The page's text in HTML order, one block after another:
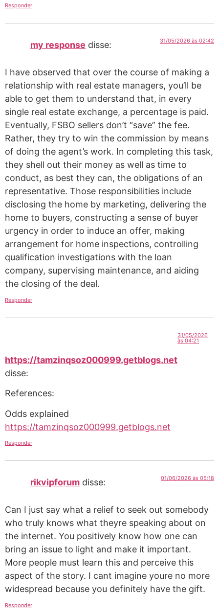
Responder
my response disse: 31/05/2026 às 02:42
I have observed that over the course of making a
relationship with real estate managers, you’ll be
able to get them to understand that, in every
single real estate exchange, a percentage is paid.
Eventually, FSBO sellers don’t “save” the fee.
Rather, they try to win the commission by means
of doing the agent’s work. In completing this task,
they shell out their money as well as time to
conduct, as best they can, the obligations of an
representative. Those responsibilities include
disclosing the home by marketing, delivering the
home to buyers, constructing a sense of buyer
urgency in order to induce an offer, making
arrangement for home inspections, controlling
qualification investigations with the loan
company, supervising maintenance, and aiding
the closing of the deal.
Responder
https://tamzinqsoz000999.getblogs.net
disse:
31/05/2026
às 04:21
References:
Odds explained
https://tamzinqsoz000999.getblogs.net
Responder
rikvipforum disse: 01/06/2026 às 05:18
Can I just say what a relief to seek out somebody
who truly knows what theyre speaking about on
the internet. You positively know how one can
bring an issue to light and make it important.
More people must learn this and perceive this
aspect of the story. I cant imagine youre no more
widespread because you definitely have the gift.
Responder